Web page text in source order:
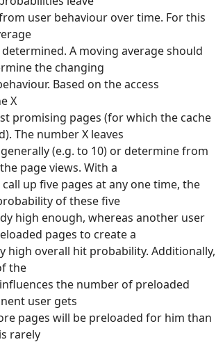
user behaviour over time. For this
A moving average should
the changing
Based on the access
X
promising pages (for which the cache
The number X leaves
(e.g. to 10) or determine from
page views. With a
up five pages at any one time, the
of these five
high enough, whereas another user
pages to create a
high overall hit probability. Additionally,
the
the number of preloaded
user gets
pages will be preloaded for him than
rarely